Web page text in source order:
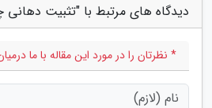
دیدگاه های مرتبط با "تثبیت
* نظرتان را در مورد این مقاله با ما